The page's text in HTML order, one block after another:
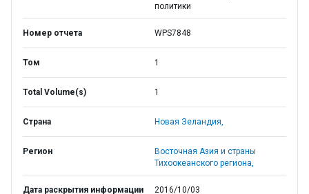
политики
Номер отчета WPS7848
Том 1
Total Volume(s) 1
Страна Новая Зеландия,
Регион
Восточная Азия и страны
Тихоокеанского региона,
Дата раскрытия информации 2016/10/03